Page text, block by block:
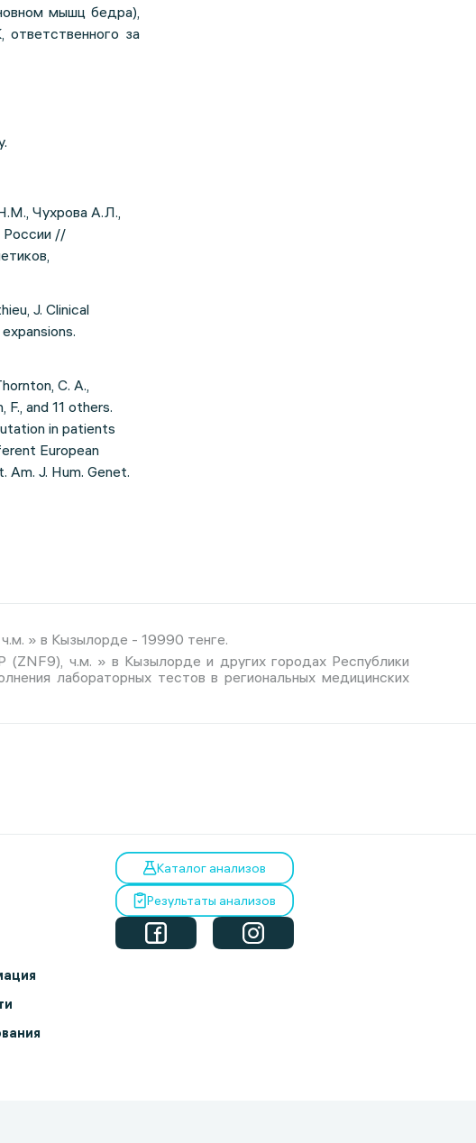
мышц бедра),
ответственного за
Чухрова А.Л.,
России //
J. Clinical
C. A.,
F., and 11 others.
in patients
European
J. Hum. Genet.
» в Кызылорде - 19990 тенге.
(ZNF9), ч.м. » в Кызылорде и других городах Республики
лабораторных тестов в региональных медицинских
Каталог анализов
Результаты анализов